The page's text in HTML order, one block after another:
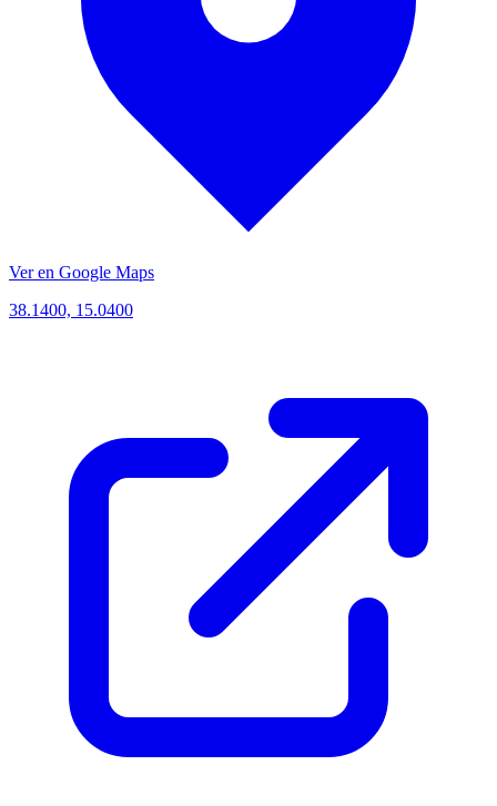
Ver en Google Maps
38.1400, 15.0400